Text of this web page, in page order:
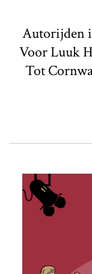
Autorijden
Voor Luuk
Tot